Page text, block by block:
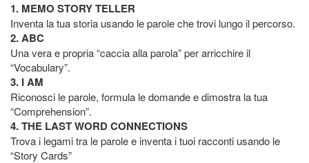
1. MEMO STORY TELLER
Inventa la tua storia usando le parole che trovi lungo il percorso.
2. ABC
Una vera e propria “caccia alla parola” per arricchire il
“Vocabulary”.
3. I AM
Riconosci le parole, formula le domande e dimostra la tua
“Comprehension”.
4. THE LAST WORD CONNECTIONS
Trova i legami tra le parole e inventa i tuoi racconti usando le
“Story Cards”